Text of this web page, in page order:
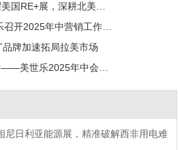
牌加速拓局拉美市场
尼日利亚能源展，精准破解西非用电难